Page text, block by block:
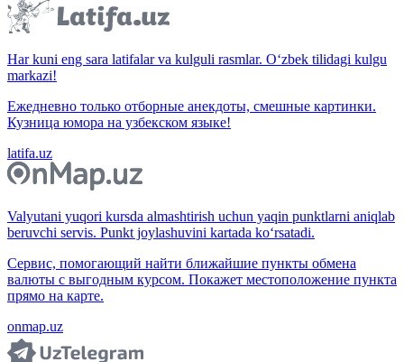
Har kuni eng sara latifalar va kulguli rasmlar. O‘zbek tilidagi kulgu
markazi!
Ежедневно только отборные анекдоты, смешные картинки.
Кузница юмора на узбекском языке!
latifa.uz
Valyutani yuqori kursda almashtirish uchun yaqin punktlarni aniqlab
beruvchi servis. Punkt joylashuvini kartada ko‘rsatadi.
Сервис, помогающий найти ближайшие пункты обмена
валюты с выгодным курсом. Покажет местоположение пункта
прямо на карте.
onmap.uz